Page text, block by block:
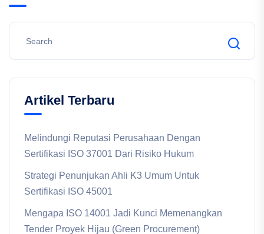
Artikel Terbaru
Melindungi Reputasi Perusahaan Dengan
Sertifikasi ISO 37001 Dari Risiko Hukum
Strategi Penunjukan Ahli K3 Umum Untuk
Sertifikasi ISO 45001
Mengapa ISO 14001 Jadi Kunci Memenangkan
Tender Proyek Hijau (Green Procurement)